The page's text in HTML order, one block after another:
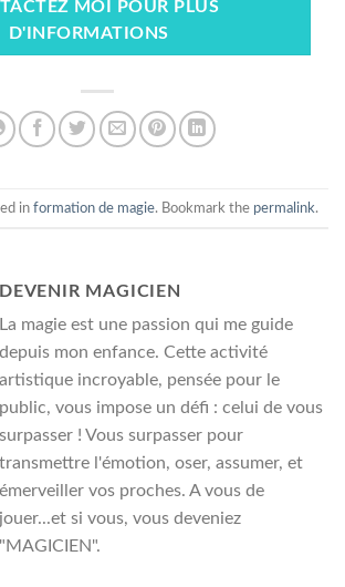
MOI POUR PLUS
D'INFORMATIONS
in formation de magie. Bookmark the permalink.
DEVENIR MAGICIEN
La magie est une passion qui me guide
depuis mon enfance. Cette activité
artistique incroyable, pensée pour le
public, vous impose un défi : celui de vous
surpasser ! Vous surpasser pour
transmettre l'émotion, oser, assumer, et
émerveiller vos proches. A vous de
jouer...et si vous, vous deveniez
"MAGICIEN".